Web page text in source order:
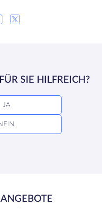
SIE HILFREICH?
JA